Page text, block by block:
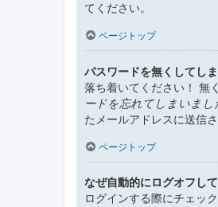
てください。
ページトップ
パスワードを無くしてし
落ち着いてください！ 無
ードを忘れてしまいまし
たメールアドレスに送信さ
ページトップ
なぜ自動的にログオフし
ログインする際にチェッ